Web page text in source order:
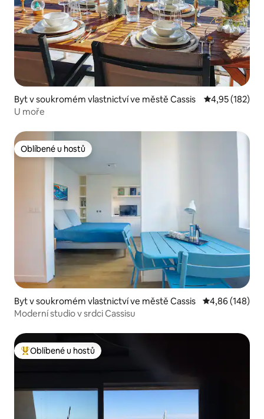
Byt v soukromém vlastnictví ve městě Cassis Průměrné
4,95 (182)
U moře
Oblíbené u hostů
Oblíbené u hostů
Byt v soukromém vlastnictví ve městě Cassis Průměrné
4,86 (148)
Moderní studio v srdci Cassisu
Nejlepší v kategorii Oblíbené u hostů
Oblíbené u hostů